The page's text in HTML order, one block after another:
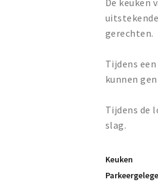
De keuken
gerechten.
Tijdens
kunnen
Tijdens de
slag.
Keuken